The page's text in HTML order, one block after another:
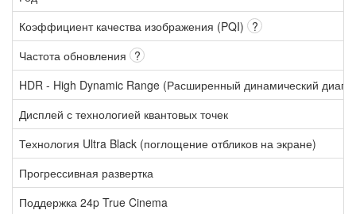
Коэффициент качества изображения (PQI) ?
Частота обновления ?
HDR - High Dynamic Range (Расширенный динамический
Дисплей с технологией квантовых точек
Технология Ultra Black (поглощение отбликов на экране)
Прогрессивная развертка
Поддержка 24p True Cinema